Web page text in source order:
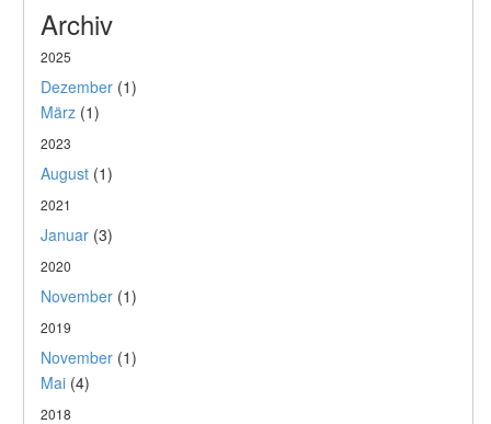
Archiv
2025
Dezember (1)
März (1)
2023
August (1)
2021
Januar (3)
2020
November (1)
2019
November (1)
Mai (4)
2018